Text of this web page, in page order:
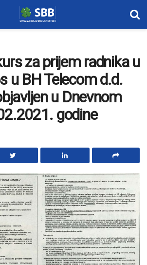
za prijem radnika u
u BH Telecom d.d.
u Dnevnom
godine